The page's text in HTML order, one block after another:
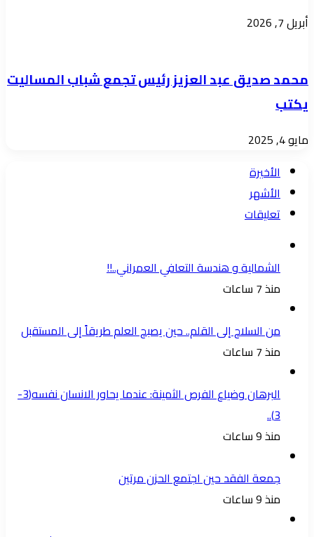
أبريل 7, 2026
محمد صديق عبد العزيز رئيس تجمع شباب المساليت
يكتب
مايو 4, 2025
الأخيرة
الأشهر
تعليقات
الشمالية و هندسة التعافي العمراني..!!
منذ 7 ساعات
من السلاح إلى القلم.. حين يصبح العلم طريقاً إلى المستقبل
منذ 7 ساعات
البرهان وضياع الفرص الثمينة: عندما يحاور الانسان نفسه(3-
3)..
منذ 9 ساعات
جمعة الفقد حين اجتمع الحزن مرتين
منذ 9 ساعات